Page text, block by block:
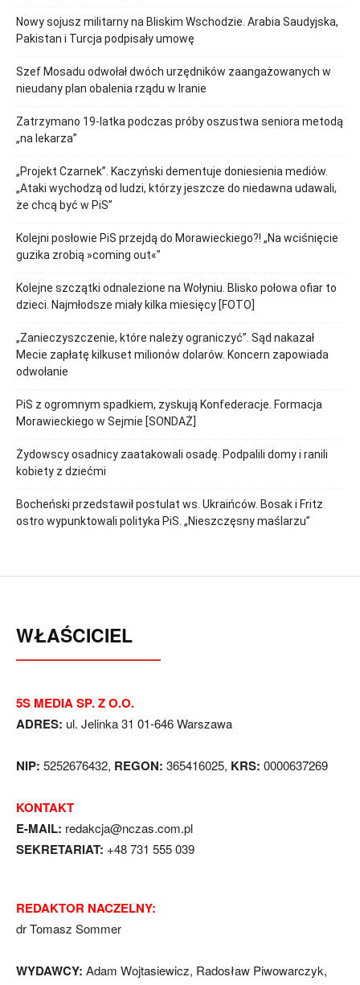
Nowy sojusz militarny na Bliskim Wschodzie. Arabia Saudyjska,
Pakistan i Turcja podpisały umowę
Szef Mosadu odwołał dwóch urzędników zaangażowanych w
nieudany plan obalenia rządu w Iranie
Zatrzymano 19-latka podczas próby oszustwa seniora metodą
„na lekarza”
„Projekt Czarnek”. Kaczyński dementuje doniesienia mediów.
„Ataki wychodzą od ludzi, którzy jeszcze do niedawna udawali,
że chcą być w PiS”
Kolejni posłowie PiS przejdą do Morawieckiego?! „Na wciśnięcie
guzika zrobią »coming out«”
Kolejne szczątki odnalezione na Wołyniu. Blisko połowa ofiar to
dzieci. Najmłodsze miały kilka miesięcy [FOTO]
„Zanieczyszczenie, które należy ograniczyć”. Sąd nakazał
Mecie zapłatę kilkuset milionów dolarów. Koncern zapowiada
odwołanie
PiS z ogromnym spadkiem, zyskują Konfederacje. Formacja
Morawieckiego w Sejmie [SONDAŻ]
Żydowscy osadnicy zaatakowali osadę. Podpalili domy i ranili
kobiety z dziećmi
Bocheński przedstawił postulat ws. Ukraińców. Bosak i Fritz
ostro wypunktowali polityka PiS. „Nieszczęsny maślarzu”
WŁAŚCICIEL
5S MEDIA SP. Z O.O.
ADRES: ul. Jelinka 31 01-646 Warszawa
NIP: 5252676432, REGON: 365416025, KRS: 0000637269
KONTAKT
E-MAIL: redakcja@nczas.com.pl
SEKRETARIAT: +48 731 555 039
REDAKTOR NACZELNY:
dr Tomasz Sommer
WYDAWCY: Adam Wojtasiewicz, Radosław Piwowarczyk,